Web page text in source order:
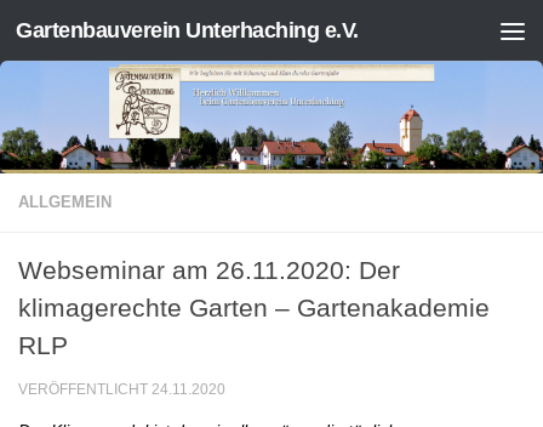
Zum Inhalt springen
Gartenbauverein Unterhaching e.V.
ALLGEMEIN
Webseminar am 26.11.2020: Der
klimagerechte Garten – Gartenakademie
RLP
VERÖFFENTLICHT 24.11.2020